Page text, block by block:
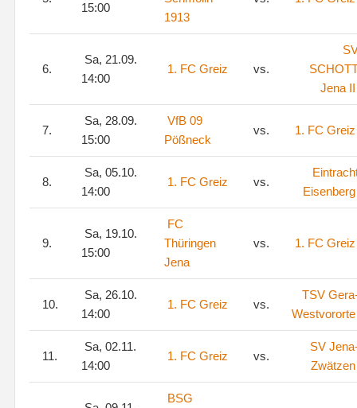
15:00
1913
6.
Sa, 21.09.
14:00
1. FC Greiz vs.
Jena II
7.
Sa, 28.09.
15:00
VfB 09
Pößneck
vs. 1. FC Greiz
8.
Sa, 05.10.
14:00
1. FC Greiz vs.
Eisenberg
9.
Sa, 19.10.
15:00
FC
Thüringen
Jena
vs. 1. FC Greiz
10.
Sa, 26.10.
14:00
1. FC Greiz vs.
TSV
Westvororte
11.
Sa, 02.11.
14:00
1. FC Greiz vs.
SV
Zwätzen
BSG